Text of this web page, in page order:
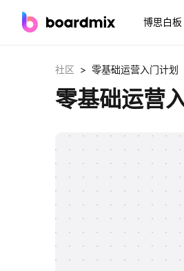
博思白板
社区 > 零基础运营入门计划
零基础运营